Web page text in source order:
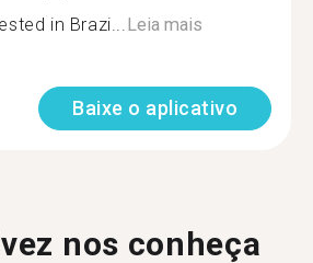
in Brazi...Leia mais
Baixe o aplicativo
nos conheça